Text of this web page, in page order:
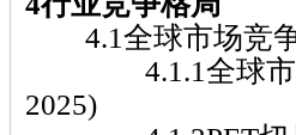
4.1全球市场竞
4.1.1全球市场
2025)